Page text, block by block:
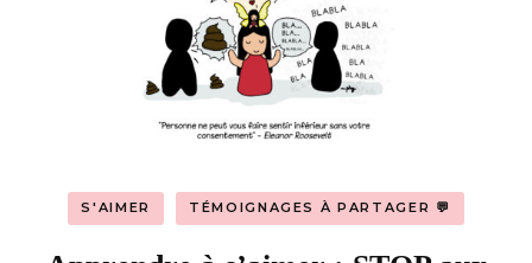
S'AIMER TÉMOIGNAGES À PARTAGER 💬